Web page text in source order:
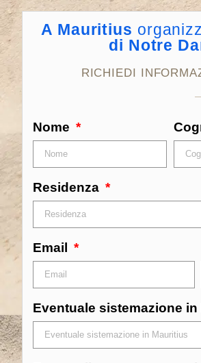
A Mauritius
di Notre
RICHIEDI
Nome
Residenza
Email
Eventuale sistemazione